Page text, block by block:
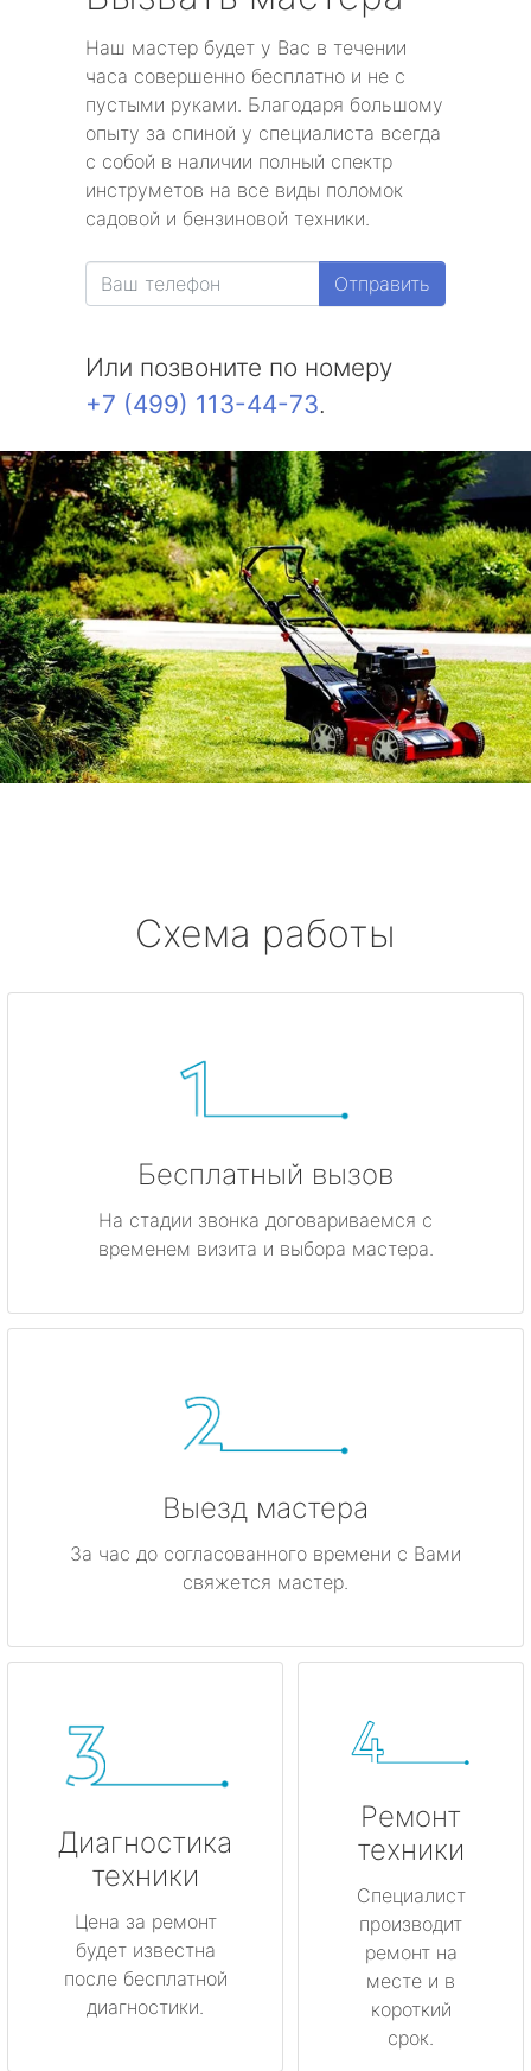
Наш мастер будет у Вас в течении
часа совершенно бесплатно и не с
пустыми руками. Благодаря большому
опыту за спиной у специалиста всегда
с собой в наличии полный спектр
инструметов на все виды поломок
садовой и бензиновой техники.
Отправить
Или позвоните по номеру
+7 (499) 113-44-73.
Схема работы
Бесплатный вызов
На стадии звонка договариваемся с
временем визита и выбора мастера.
Выезд мастера
За час до согласованного времени с Вами
свяжется мастер.
Диагностика
техники
Цена за ремонт
будет известна
после бесплатной
диагностики.
Ремонт
техники
Специалист
производит
ремонт на
месте и в
короткий
срок.